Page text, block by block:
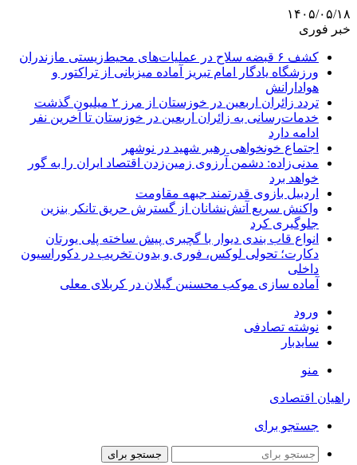
۱۴۰۵/۰۵/۱۸
خبر فوری
کشف ۶ قبضه سلاح در عملیات‌های محیط‌زیستی مازندران
ورزشگاه یادگار امام تبریز آماده میزبانی از تراکتور و
هوادارانش
تردد زائران اربعین در خوزستان از مرز ۲ میلیون گذشت
خدمات‌رسانی به زائران اربعین در خوزستان تا آخرین نفر
ادامه دارد
اجتماع خونخواهی رهبر شهید در نوشهر
مدنی‌زاده: دشمن آرزوی زمین‌زدن اقتصاد ایران را به گور
خواهد برد
اردبیل بازوی قدرتمند جبهه مقاومت
واکنش سریع آتش‌نشانان از گسترش حریق تانکر بنزین
جلوگیری کرد
انواع قاب بندی دیوار با گچبری پیش ساخته پلی یورتان
دکارت؛ تحولی لوکس، فوری و بدون تخریب در دکوراسیون
داخلی
آماده سازی موکب محسنین گیلان در کربلای معلی
ورود
نوشته تصادفی
سایدبار
منو
راهیان اقتصادی
جستجو برای
جستجو برای